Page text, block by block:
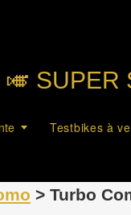
🎺︎ SUPER
Testbikes à
> Turbo